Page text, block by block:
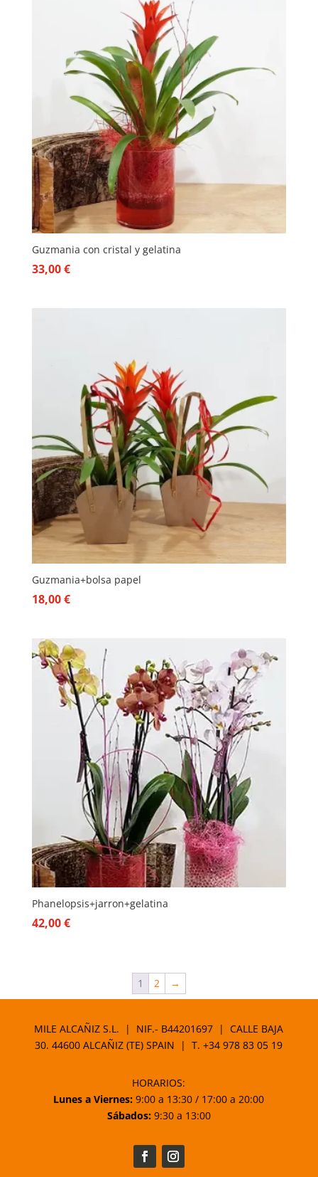
Guzmania con cristal y gelatina
33,00€
Guzmania+bolsa papel
18,00€
Phanelopsis+jarron+gelatina
42,00€
1 2 →
MILE ALCAÑIZ S.L. | NIF.- B44201697 | CALLE BAJA
30. 44600 ALCAÑIZ (TE) SPAIN | T.+34 978 83 05 19
HORARIOS:
Lunes a Viernes: 9:00 a 13:30 / 17:00 a 20:00
Sábados:9:30 a 13:00